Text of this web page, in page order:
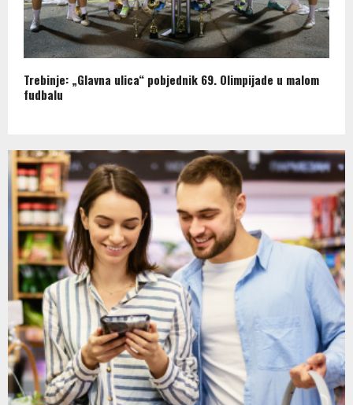
Trebinje: „Glavna ulica“ pobjednik 69. Olimpijade u malom
fudbalu